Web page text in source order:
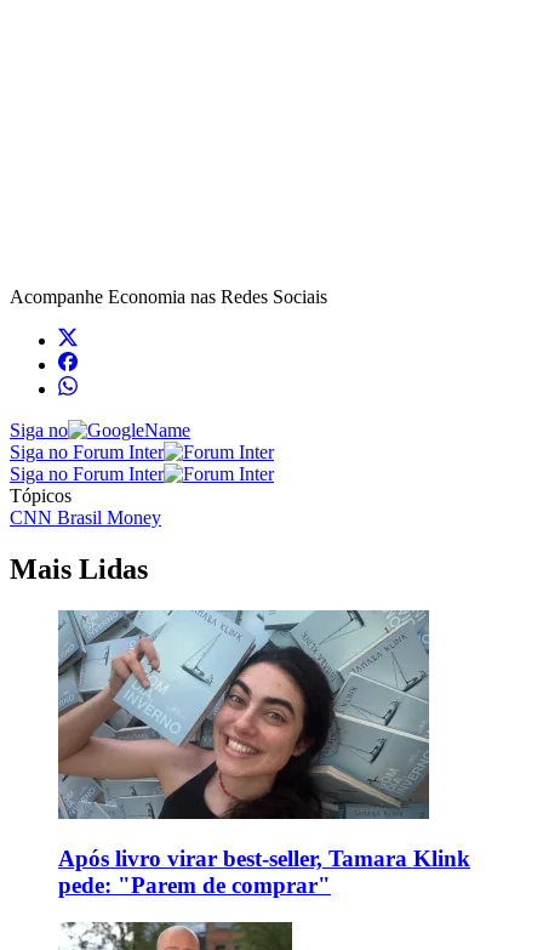
Acompanhe Economia nas Redes Sociais
Siga no
Siga no Forum Inter
Siga no Forum Inter
Tópicos
CNN Brasil Money
Mais Lidas
Após livro virar best-seller, Tamara Klink
pede: "Parem de comprar"